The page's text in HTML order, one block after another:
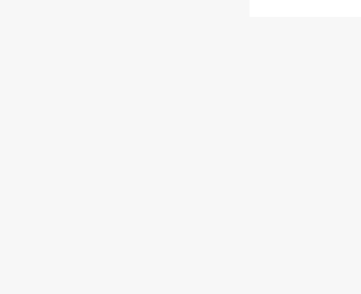
は、本規約
1. 「本サー
みます）及
「SEBook